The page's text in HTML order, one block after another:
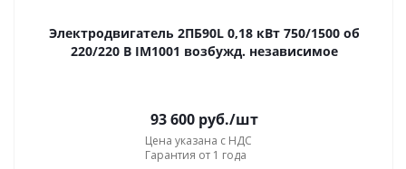
Электродвигатель 2ПБ90L 0,18 кВт 750/1500 об
220/220 В IM1001 возбужд. независимое
93 600руб./шт
Цена указана с НДС
Гарантия от 1 года